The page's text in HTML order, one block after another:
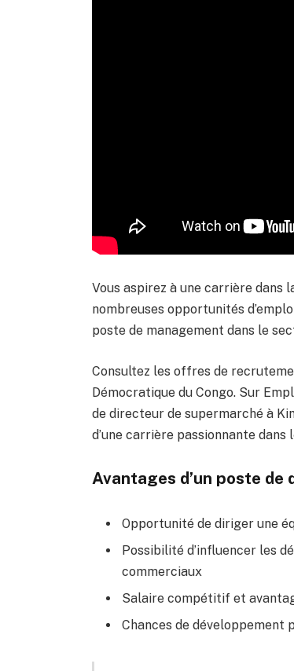
Vous aspirez à une carrière dans
nombreuses opportunités
poste de management dans le
Consultez les offres de
Démocratique du Congo. Sur
de directeur de supermarché à
d’une carrière passionnante
Avantages d’un poste de
Opportunité de diriger une
Possibilité d’influencer les
commerciaux
Salaire compétitif et
Chances de développement